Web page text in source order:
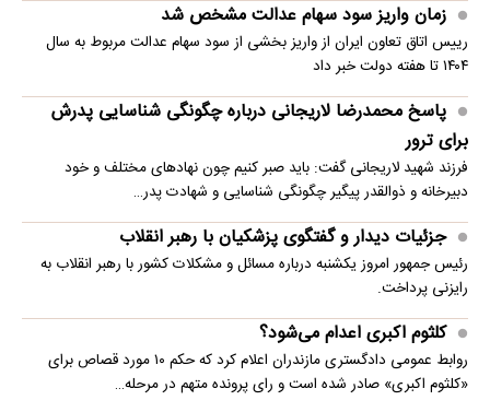
زمان واریز سود سهام عدالت مشخص شد
رییس اتاق تعاون ایران از واریز بخشی از سود سهام عدالت مربوط به سال
۱۴۰۴ تا هفته دولت خبر داد
پاسخ محمدرضا لاریجانی درباره چگونگی شناسایی پدرش
برای ترور
فرزند شهید لاریجانی گفت: باید صبر کنیم چون نهادهای مختلف و خود
دبیرخانه و ذوالقدر پیگیر چگونگی شناسایی و شهادت پدر…
جزئیات دیدار و گفتگوی پزشکیان با رهبر انقلاب
رئیس جمهور امروز یکشنبه درباره مسائل و مشکلات کشور با رهبر انقلاب به
رایزنی پرداخت.
کلثوم اکبری اعدام می‌شود؟
روابط عمومی دادگستری مازندران اعلام کرد که حکم ۱۰ مورد قصاص برای
«کلثوم اکبری» صادر شده است و رای پرونده متهم در مرحله…